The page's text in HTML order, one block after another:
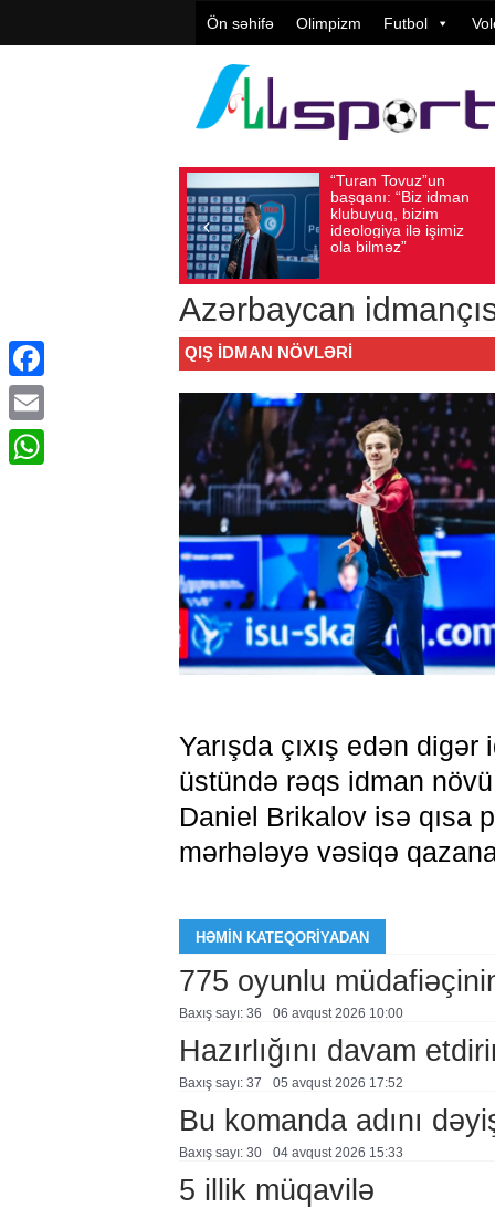
Ön səhifə Olimpizm Futbol
başqanı: “Biz idman
klubuyuq, bizim
ideologiya ilə işimiz
ola bilməz”
Avqust 05, 2026
Azərbaycan
QIŞ IDMAN NÖVLƏRI
Yarışda çıxış edən
üstündə rəqs idman
Daniel Brikalov isə qısa
mərhələyə vəsiqə
HƏMIN KATEQORIYADAN
775 oyunlu
Baxış sayı: 36 06 avqust 2026 10:00
Hazırlığını davam
Baxış sayı: 37 05 avqust 2026 17:52
Bu komanda adını
Baxış sayı: 30 04 avqust 2026 15:33
5 illik müqavilə
Facebook
Email